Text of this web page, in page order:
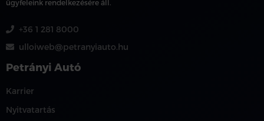
ügyfeleink rendelkezésére áll.
+36 1 281 8000
ulloiweb@petranyiauto.hu
Petrányi Autó
Karrier
Nyitvatartás